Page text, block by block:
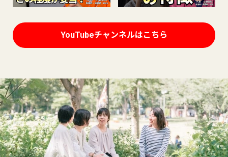
YouTubeチャンネルはこちら